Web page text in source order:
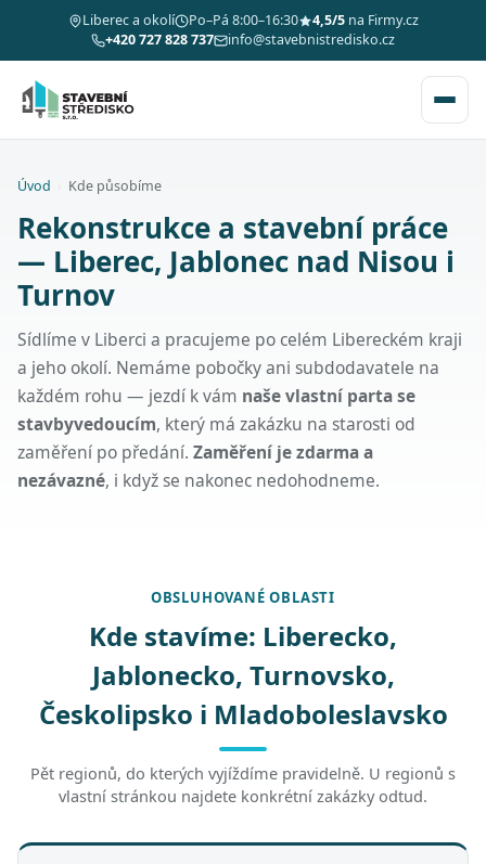
Liberec a okolí Po–Pá 8:00–16:30 4,5/5na Firmy.cz
+420 727 828 737
info@stavebnistredisko.cz
Úvod Kde působíme
Rekonstrukce a stavební práce
— Liberec, Jablonec nad Nisou i
Turnov
Sídlíme v Liberci a pracujeme po celém Libereckém kraji
a jeho okolí. Nemáme pobočky ani subdodavatele na
každém rohu — jezdí k vám naše vlastní parta se
stavbyvedoucím, který má zakázku na starosti od
zaměření po předání. Zaměření je zdarma a
nezávazné, i když se nakonec nedohodneme.
OBSLUHOVANÉ OBLASTI
Kde stavíme: Liberecko,
Jablonecko, Turnovsko,
Českolipsko i Mladoboleslavsko
Pět regionů, do kterých vyjíždíme pravidelně. U regionů s
vlastní stránkou najdete konkrétní zakázky odtud.